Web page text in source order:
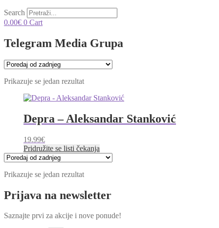
Search
0.00€ 0 Cart
Telegram Media Grupa
Prikazuje se jedan rezultat
Depra – Aleksandar Stanković
19.99€
Pridružite se listi čekanja
Prikazuje se jedan rezultat
Prijava na newsletter
Saznajte prvi za akcije i nove ponude!